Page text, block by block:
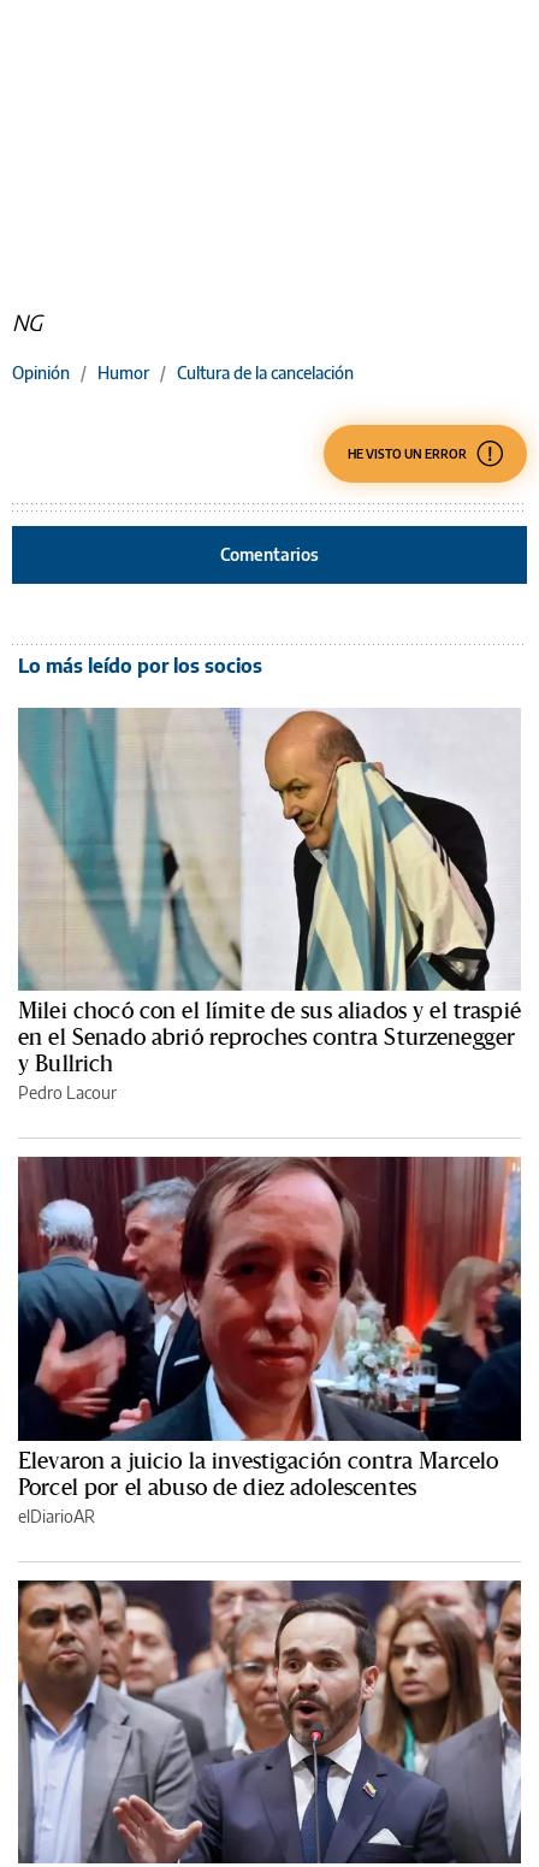
NG
Opinión / Humor / Cultura de la cancelación
HE VISTO UN ERROR
Comentarios
Lo más leído por los socios
Milei chocó con el límite de sus aliados y el traspié
en el Senado abrió reproches contra Sturzenegger
y Bullrich
Pedro Lacour
Elevaron a juicio la investigación contra Marcelo
Porcel por el abuso de diez adolescentes
elDiarioAR